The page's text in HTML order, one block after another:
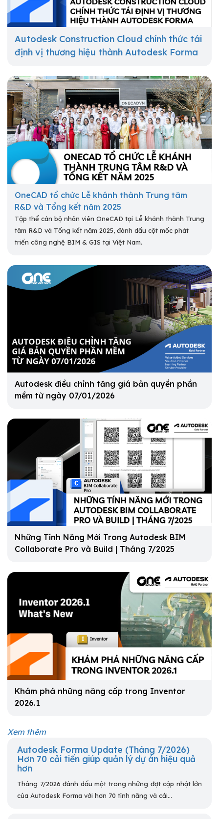
Autodesk Construction Cloud chính thức tái
định vị thương hiệu thành Autodesk Forma
OneCAD tổ chức Lễ khánh thành Trung tâm
R&D và Tổng kết năm 2025
Tập thể cán bộ nhân viên OneCAD tại Lễ khánh thành Trung
tâm R&D và Tổng kết năm 2025, đánh dấu cột mốc phát
triển công nghệ BIM & GIS tại Việt Nam.
Autodesk điều chỉnh tăng giá bản quyền phần
mềm từ ngày 07/01/2026
Những Tính Năng Mới Trong Autodesk BIM
Collaborate Pro và Build | Tháng 7/2025
Khám phá những nâng cấp trong Inventor
2026.1
Xem thêm
Autodesk Forma Update (Tháng 7/2026)
Hơn 70 cải tiến giúp quản lý dự án hiệu quả
hơn
Tháng 7/2026 đánh dấu một trong những đợt cập nhật lớn
của Autodesk Forma với hơn 70 tính năng và cải...